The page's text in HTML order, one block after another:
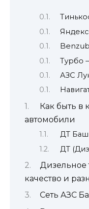
Турбо
АЗС
Как быть в
автомобили
ДТ
ДТ
Дизельное
качество и
Сеть АЗС